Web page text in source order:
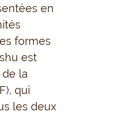
en
formes
est
la
qui
les deux